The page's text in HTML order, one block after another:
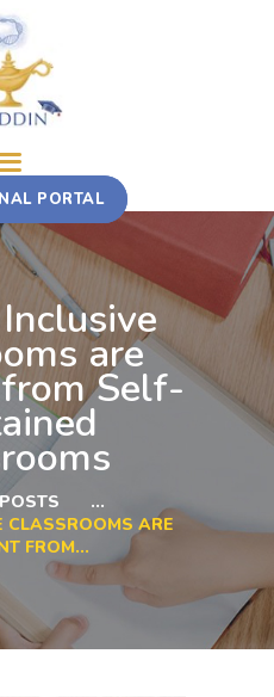
PORTAL
are
Self-
...
CLASSROOMS ARE
FROM...
ROTATION